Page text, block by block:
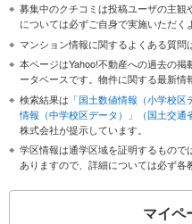
募集中のクチコミは投稿ユーザの主
については必ずご自身で実施いただく
マンション情報に関するよくある質問
本ページはYahoo!不動産への過去の
ータベースです。物件に関する最新情
検索結果は 「国土数値情報（小学校区
情報（中学校区データ）」（国土交通
株式会社が提示しています。
学区情報は通学区域を証明するもの
ありますので、詳細については必ず各
マイペ